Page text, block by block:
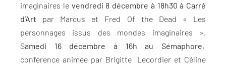
imaginaires le vendredi 8 décembre à 18h30 à Carré
d’Art par Marcus et Fred Of the Dead « Les
personnages issus des mondes imaginaires ».
Samedi 16 décembre à 16h au Sémaphore,
conférence animée par Brigitte Lecordier et Céline